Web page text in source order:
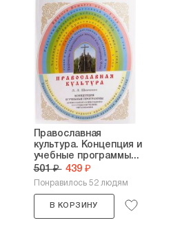
Православная
культура. Концепция и
учебные программы...
501 ₽ 439 ₽
Понравилось 52 людям
В КОРЗИНУ